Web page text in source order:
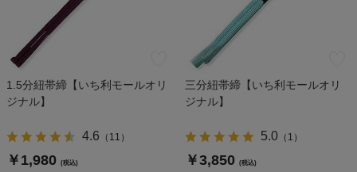
1.5分紐帯締【いち利モールオリ
ジナル】
4.6 （ 11 ）
￥1,980 (税込)
三分紐帯締【いち利モールオリ
ジナル】
5.0（ 1 ）
￥3,850 (税込)